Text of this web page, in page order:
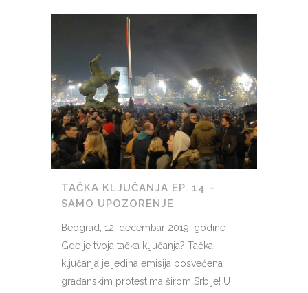
TAČKA KLJUČANJA EP. 14 –
SAMO UPOZORENJE
Beograd, 12. decembar 2019. godine -
Gde je tvoja tačka ključanja? Tačka
ključanja je jedina emisija posvećena
građanskim protestima širom Srbije! U